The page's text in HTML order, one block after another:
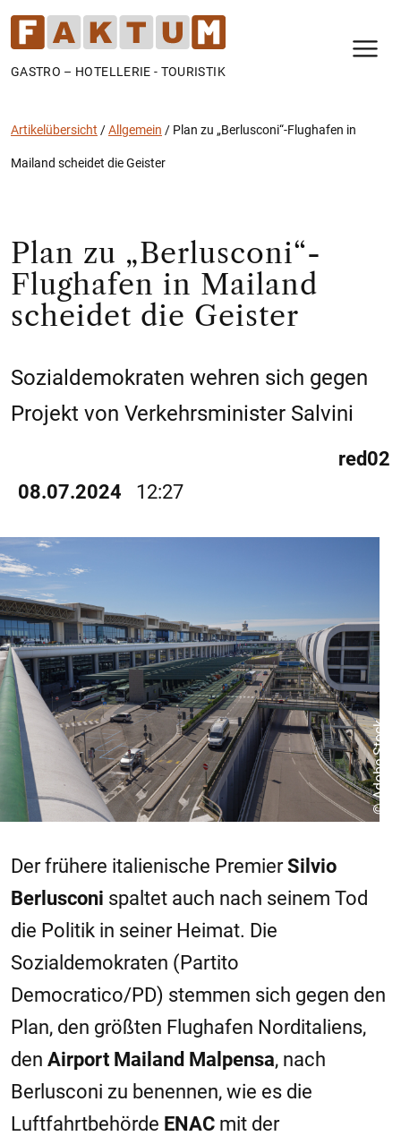
GASTRO – HOTELLERIE - TOURISTIK
Artikelübersicht /Allgemein / Plan zu „Berlusconi“-Flughafen in
Mailand scheidet die Geister
Plan zu „Berlusconi“-
Flughafen in Mailand
scheidet die Geister
Sozialdemokraten wehren sich gegen
Projekt von Verkehrsminister Salvini
08.07.2024 12:27
red02
© Adobe Stock
Der frühere italienische PremierSilvio
Berlusconi spaltet auch nach seinem Tod
die Politik in seiner Heimat. Die
Sozialdemokraten (Partito
Democratico/PD) stemmen sich gegen den
Plan, den größten Flughafen Norditaliens,
den Airport Mailand Malpensa, nach
Berlusconi zu benennen, wie es die
Luftfahrtbehörde ENAC mit der